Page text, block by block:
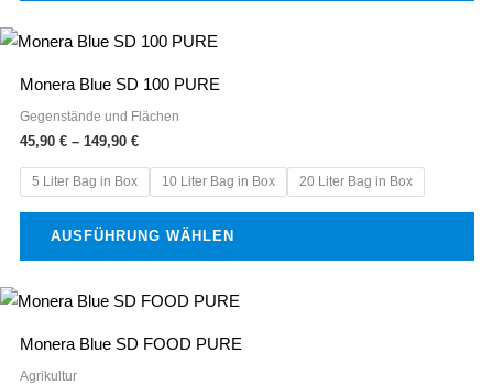
auf
der
Produktseite
gewählt
werden
Monera Blue SD 100 PURE
Gegenstände und Flächen
45,90 € – 149,90 €
Preisspanne:
149,90 €
5 Liter Bag in Box 10 Liter Bag in Box 20 Liter Bag in Box
AUSFÜHRUNG WÄHLEN
Dieses
auf.
auf
der
Produktseite
Monera Blue SD FOOD PURE
Agrikultur
Preisspanne:
149,90 €
Dieses